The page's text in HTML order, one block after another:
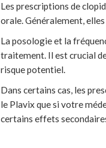
Les prescriptions de
orale. Généralement,
La posologie et la
traitement. Il est crucial
risque potentiel.
Dans certains cas, les
le Plavix que si votre
certains effets